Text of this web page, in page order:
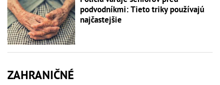
podvodníkmi: Tieto triky používajú
najčastejšie
ZAHRANIČNÉ